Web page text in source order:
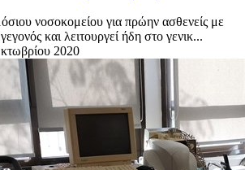
νοσοκομείου για πρώην ασθενείς με
και λειτουργεί ήδη στο γενικ...
2020